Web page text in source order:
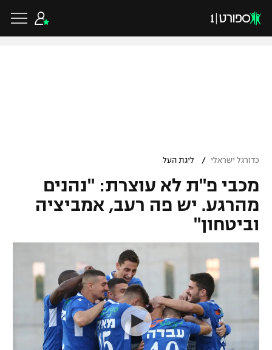
גביע הטוטו
ליגיונרים
גביע המדינה
נבחרת ישראל
מכבי חיפה
בית"ר ירושלים
ליגת האלופות
ליגה אירופית
ליגה אנגלית
ליגה גרמנית
ליגה ספרדית
ליגה איטלקית
כדורסל ישראלי
ליגת ווינר סל
כדורסל נשים
מכבי תל אביב
הפועל חולון
כדורסל עולמי
NBA
יורוליג
יורוקאפ
ענפים נוספים
כדוריד
כדורגל ישראלי / ליגת העל
מכבי פ"ת לא עוצרת: "נהנים
מהרגע. יש פה רעב, אמביציה
וביטחון"